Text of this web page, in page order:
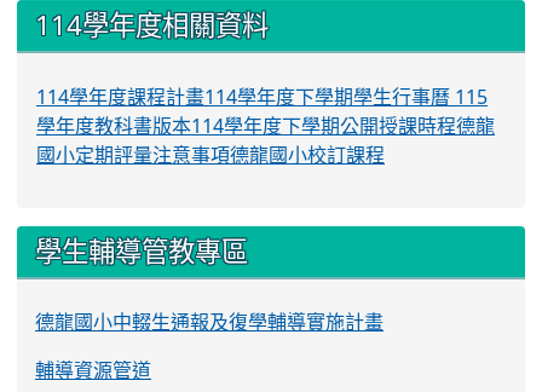
::: 114學年度相關資料
114學年度課程計畫114學年度下學期學生行事曆 115
學年度教科書版本114學年度下學期公開授課時程德龍
國小定期評量注意事項德龍國小校訂課程
學生輔導管教專區
德龍國小中輟生通報及復學輔導實施計畫
輔導資源管道